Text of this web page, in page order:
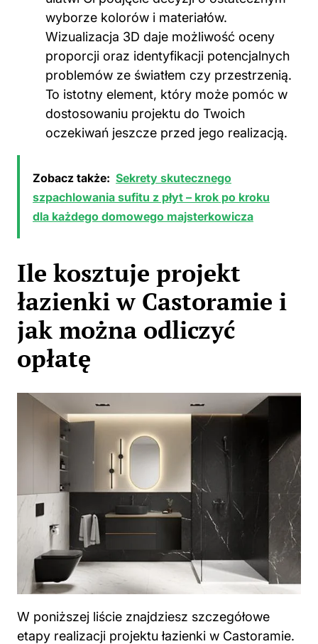
wyborze kolorów i materiałów.
Wizualizacja 3D daje możliwość oceny
proporcji oraz identyfikacji potencjalnych
problemów ze światłem czy przestrzenią.
To istotny element, który może pomóc w
dostosowaniu projektu do Twoich
oczekiwań jeszcze przed jego realizacją.
Zobacz także: Sekrety skutecznego
szpachlowania sufitu z płyt – krok po kroku
dla każdego domowego majsterkowicza
Ile kosztuje projekt
łazienki w Castoramie i
jak można odliczyć
opłatę
W poniższej liście znajdziesz szczegółowe
etapy realizacji projektu łazienki w Castoramie.